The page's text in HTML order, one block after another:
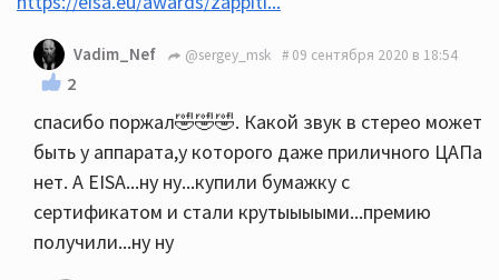
Vadim_Nef @sergey_msk 09 сентября 2020 в 18:54
2
спасибо поржал🤣🤣🤣. Какой звук в стерео может
быть у аппарата,у которого даже приличного ЦАПа
нет. А EISA...ну ну...купили бумажку с
сертификатом и стали крутыыыыми...премию
получили...ну ну